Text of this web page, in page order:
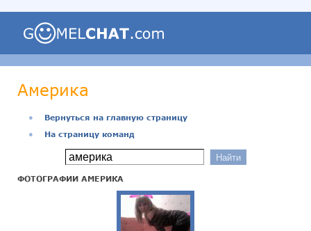
Америка
●
Вернуться на главную страницу
●
На страницу команд
ФОТОГРАФИИ АМЕРИКА